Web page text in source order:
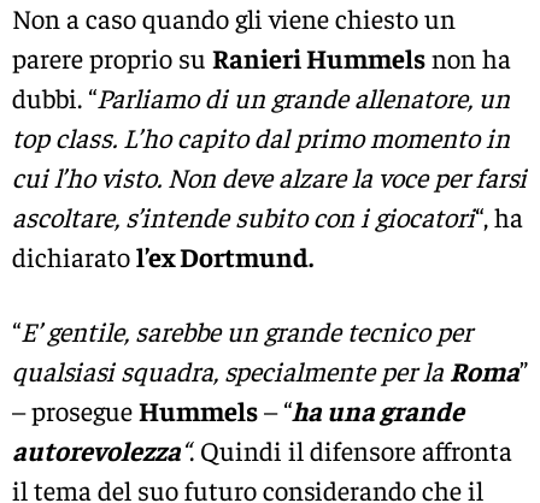
Non a caso quando gli viene chiesto un
parere proprio su Ranieri Hummelsnon ha
dubbi. “Parliamo di un grande allenatore, un
top class. L’ho capito dal primo momento in
cui l’ho visto. Non deve alzare la voce per farsi
ascoltare, s’intende subito con i giocatori“, ha
dichiaratol’ex Dortmund.
“E’ gentile, sarebbe un grande tecnico per
qualsiasi squadra, specialmente per la Roma”
– prosegueHummels– “ha una grande
autorevolezza“. Quindi il difensore affronta
il tema del suo futuro considerando che il